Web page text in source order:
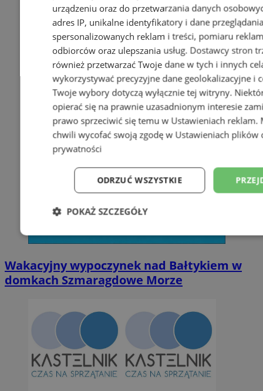
Wakacyjny wypoczynek nad Bałtykiem w
domkach Szmaragdowe Morze
urządzeniu oraz do przetwarzania danych
adres IP, unikalne identyfikatory i dane
spersonalizowanych reklam i treści, pomiaru
odbiorców oraz ulepszania usług. Dostawcy stron
również przetwarzać Twoje dane w tych i innych
wykorzystywać precyzyjne dane geolokalizacyjne i
Twoje wybory dotyczą wyłącznie tej witryny.
opierać się na prawnie uzasadnionym interesie
prawo sprzeciwić się temu w Ustawieniach reklam.
chwili wycofać swoją zgodę w Ustawieniach plików
prywatności
ODRZUĆ WSZYSTKIE
POKAŻ SZCZEGÓŁY
Niezbędne Wydajność
Niesklasyfikowane
Niezbędne Wydajność Targetowanie